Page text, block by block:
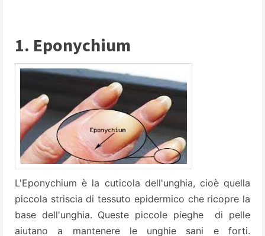
1. Eponychium
L'Eponychium è la cuticola dell'unghia, cioè quella
piccola striscia di tessuto epidermico che ricopre la
base dell'unghia. Queste piccole pieghe di pelle
aiutano a mantenere le unghie sani e forti.